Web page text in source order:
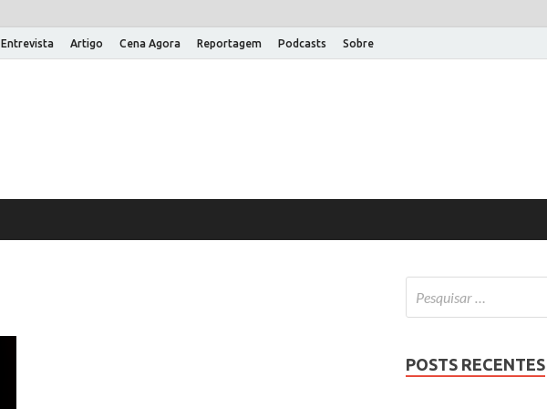
Entrevista Artigo Cena Agora Reportagem Podcasts Sobre
POSTS RECENTES